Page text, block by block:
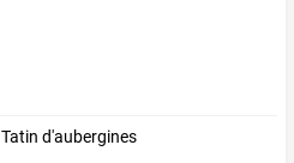
Tatin d'aubergines